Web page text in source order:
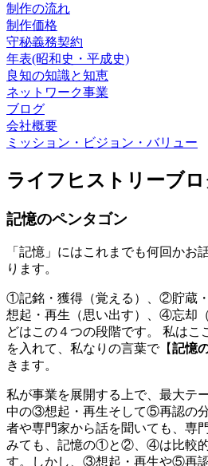
制作の流れ
制作価格
守秘義務契約
年表(昭和史・平成史)
良知の知識と知恵
ネットワーク事業
ブログ
会社概要
ミッション・ビジョン・バリュー
ライフヒストリーブ
記憶のペンタゴン
「記憶」にはこれまでも何回かお
ります。
①記銘・獲得（覚える）、②貯蔵
想起・再生（思い出す）、④忘却
どはこの４つの段階です。 私はこ
を入れて、私なりの言葉で【記憶
きます。
私が事業を展開する上で、最大テ
中の③想起・再生そして⑤再認の
者や専門家から話を聞いても、専
みても、記憶の①と②、④は比較的
す。しかし、③想起・再生や⑤再